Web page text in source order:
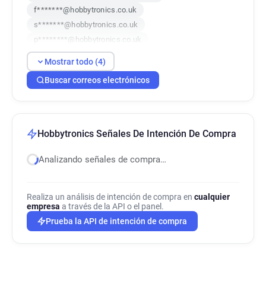
f*******@hobbytronics.co.uk
s*******@hobbytronics.co.uk
p********@hobbytronics.co.uk
Mostrar todo (4)
Buscar correos electrónicos
Hobbytronics Señales De Intención De Compra
Analizando señales de compra…
Realiza un análisis de intención de compra en cualquier
empresa a través de la API o el panel.
Prueba la API de intención de compra